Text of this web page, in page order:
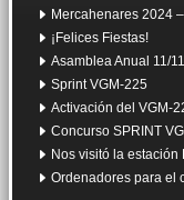
Mercahenares 2024
¡Felices Fiestas!
Asamblea Anual 11/
Sprint VGM-225
Activación del VGM-
Concurso SPRINT
Nos visitó la estación
Ordenadores para el